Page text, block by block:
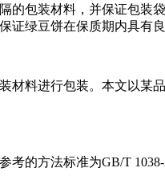
的包装材料，并保证包装
绿豆饼在保质期内具有
材料进行包装。本文以某
的方法标准为GB/T